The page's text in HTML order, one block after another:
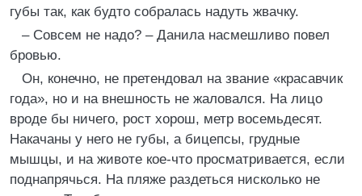
губы так, как будто собралась надуть жвачку.
– Совсем не надо? – Данила насмешливо повел
бровью.
Он, конечно, не претендовал на звание «красавчик
года», но и на внешность не жаловался. На лицо
вроде бы ничего, рост хорош, метр восемьдесят.
Накачаны у него не губы, а бицепсы, грудные
мышцы, и на животе кое-что просматривается, если
поднапрячься. На пляже раздеться нисколько не